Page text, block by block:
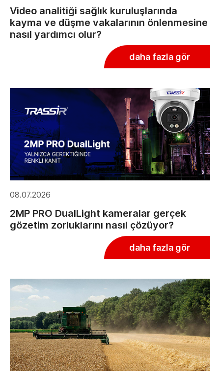
Video analitiği sağlık kuruluşlarında
kayma ve düşme vakalarının önlenmesine
nasıl yardımcı olur?
daha fazla gör
08.07.2026
2MP PRO DualLight kameralar gerçek
gözetim zorluklarını nasıl çözüyor?
daha fazla gör